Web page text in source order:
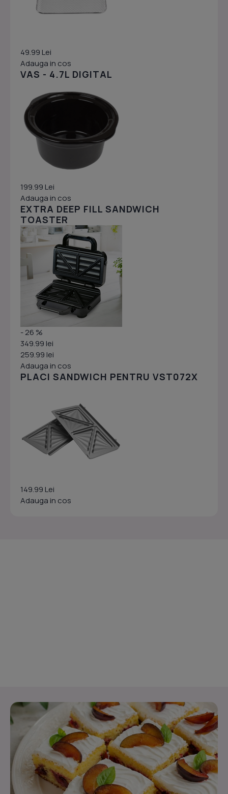
49.99 Lei
Adauga in cos
VAS - 4.7L DIGITAL
199.99 Lei
Adauga in cos
EXTRA DEEP FILL SANDWICH
TOASTER
- 26 %
349.99 lei
259.99 lei
Adauga in cos
PLACI SANDWICH PENTRU VST072X
149.99 Lei
Adauga in cos